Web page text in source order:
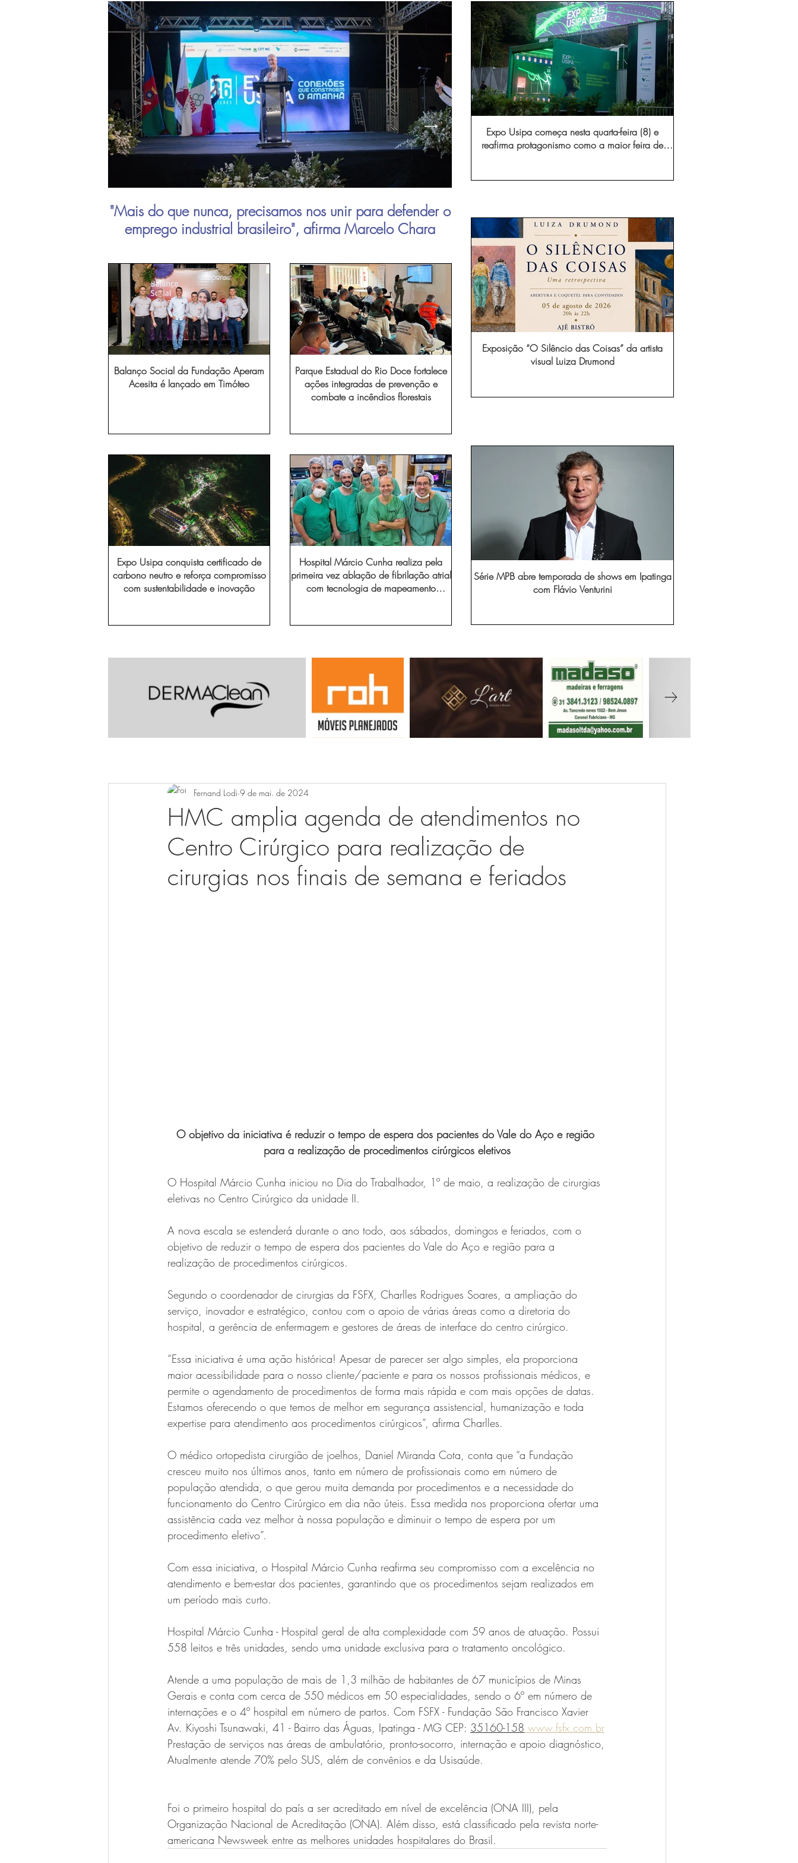
"Mais do que nunca, precisamos nos unir para defender o
emprego industrial brasileiro", afirma Marcelo Chara
viagens de caminhões por ano pelas vias de Timóteo
Balanço Social da Fundação Aperam
Acesita é lançado em Timóteo
Parque Estadual do Rio Doce fortalece
ações integradas de prevenção e
combate a incêndios florestais
Expo Usipa começa nesta quarta-feira (8) e
reafirma protagonismo como a maior feira de
Exposição “O Silêncio das Coisas” da artista
visual Luiza Drumond
Expo Usipa conquista certificado de
carbono neutro e reforça compromisso
com sustentabilidade e inovação
Hospital Márcio Cunha realiza pela
primeira vez ablação de fibrilação atrial
com tecnologia de mapeamento
Série MPB abre temporada de shows em Ipatinga
com Flávio Venturini
HMC amplia agenda de atendimentos no
Centro Cirúrgico para realização de
cirurgias nos finais de semana e feriados
Fernand Lodi 9 de mai. de 2024
O objetivo da iniciativa é reduzir o tempo de espera dos pacientes do Vale do Aço e região
para a realização de procedimentos cirúrgicos eletivos
O Hospital Márcio Cunha iniciou no Dia do Trabalhador, 1º de maio, a realização de cirurgias
eletivas no Centro Cirúrgico da unidade II.
A nova escala se estenderá durante o ano todo, aos sábados, domingos e feriados, com o
objetivo de reduzir o tempo de espera dos pacientes do Vale do Aço e região para a
realização de procedimentos cirúrgicos.
Segundo o coordenador de cirurgias da FSFX, Charlles Rodrigues Soares, a ampliação do
serviço, inovador e estratégico, contou com o apoio de várias áreas como a diretoria do
hospital, a gerência de enfermagem e gestores de áreas de interface do centro cirúrgico.
“Essa iniciativa é uma ação histórica! Apesar de parecer ser algo simples, ela proporciona
maior acessibilidade para o nosso cliente/paciente e para os nossos profissionais médicos, e
permite o agendamento de procedimentos de forma mais rápida e com mais opções de datas.
Estamos oferecendo o que temos de melhor em segurança assistencial, humanização e toda
expertise para atendimento aos procedimentos cirúrgicos”, afirma Charlles.
O médico ortopedista cirurgião de joelhos, Daniel Miranda Cota, conta que “a Fundação
cresceu muito nos últimos anos, tanto em número de profissionais como em número de
população atendida, o que gerou muita demanda por procedimentos e a necessidade do
funcionamento do Centro Cirúrgico em dia não úteis. Essa medida nos proporciona ofertar uma
assistência cada vez melhor à nossa população e diminuir o tempo de espera por um
procedimento eletivo”.
Com essa iniciativa, o Hospital Márcio Cunha reafirma seu compromisso com a excelência no
atendimento e bem-estar dos pacientes, garantindo que os procedimentos sejam realizados em
um período mais curto.
Hospital Márcio Cunha - Hospital geral de alta complexidade com 59 anos de atuação. Possui
558 leitos e três unidades, sendo uma unidade exclusiva para o tratamento oncológico.
Atende a uma população de mais de 1,3 milhão de habitantes de 67 municípios de Minas
Gerais e conta com cerca de 550 médicos em 50 especialidades, sendo o 6º em número de
internações e o 4º hospital em número de partos. Com FSFX - Fundação São Francisco Xavier
Av. Kiyoshi Tsunawaki, 41 - Bairro das Águas, Ipatinga - MG CEP: 35160-158 www.fsfx.com.br
Prestação de serviços nas áreas de ambulatório, pronto-socorro, internação e apoio diagnóstico,
Atualmente atende 70% pelo SUS, além de convênios e da Usisaúde.
Foi o primeiro hospital do país a ser acreditado em nível de excelência (ONA III), pela
Organização Nacional de Acreditação (ONA). Além disso, está classificado pela revista norte-
americana Newsweek entre as melhores unidades hospitalares do Brasil.